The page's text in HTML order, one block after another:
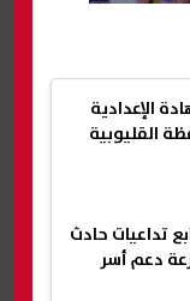
الإعدادية
القليوبية
تداعيات حادث
دعم أسر